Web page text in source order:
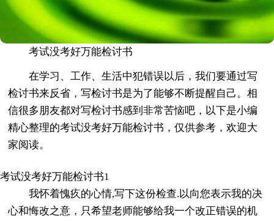
考试没考好万能检讨书
在学习、工作、生活中犯错误以后，我们要通过写
检讨书来反省，写检讨书是为了能够不断提醒自己。相
信很多朋友都对写检讨书感到非常苦恼吧，以下是小编
精心整理的考试没考好万能检讨书，仅供参考，欢迎大
家阅读。
考试没考好万能检讨书1
我怀着愧疚的心情,写下这份检查.以向您表示我的决
心和悔改之意，只希望老师能够给我一个改正错误的机